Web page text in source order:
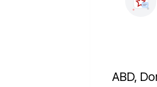
ABD, Donald Trump'ın İngiltere'ye yaptığı resmi